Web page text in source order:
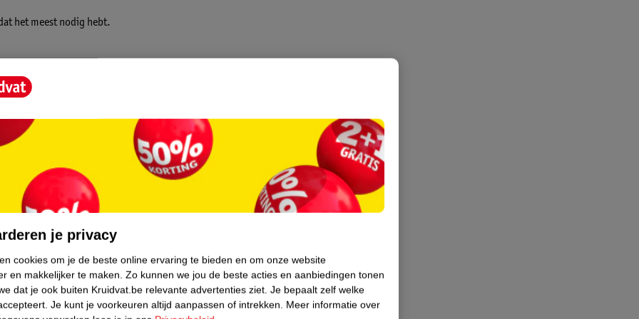
het meest nodig hebt.
je privacy
cookies om je de beste online ervaring te bieden en om onze website
en makkelijker te maken. Zo kunnen we jou de beste acties en aanbiedingen tonen
dat je ook buiten Kruidvat.be relevante advertenties ziet. Je bepaalt zelf welke
Je kunt je voorkeuren altijd aanpassen of intrekken. Meer informatie over